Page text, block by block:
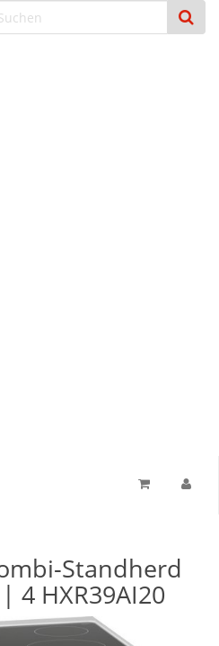
Standherd
4 HXR39AI20